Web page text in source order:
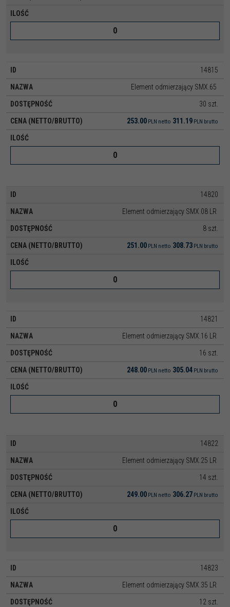
14815
Element odmierzający SMX.65
30 szt.
253.00 PLN netto 311.19 PLN brutto
14820
Element odmierzający SMX.08 LR
8 szt.
251.00 PLN netto 308.73 PLN brutto
14821
Element odmierzający SMX.16 LR
16 szt.
248.00 PLN netto 305.04 PLN brutto
14822
Element odmierzający SMX.25 LR
14 szt.
249.00 PLN netto 306.27 PLN brutto
14823
Element odmierzający SMX.35 LR
12 szt.